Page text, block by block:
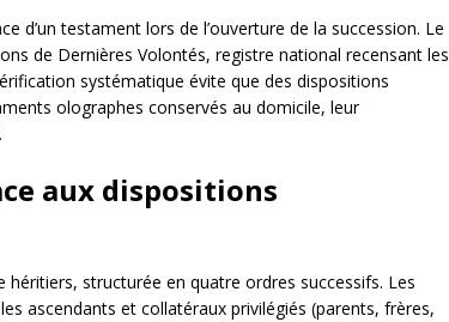
d’un testament lors de l’ouverture de la succession. Le
de Dernières Volontés, registre national recensant les
systématique évite que des dispositions
olographes conservés au domicile, leur
aux dispositions
structurée en quatre ordres successifs. Les
ascendants et collatéraux privilégiés (parents, frères,